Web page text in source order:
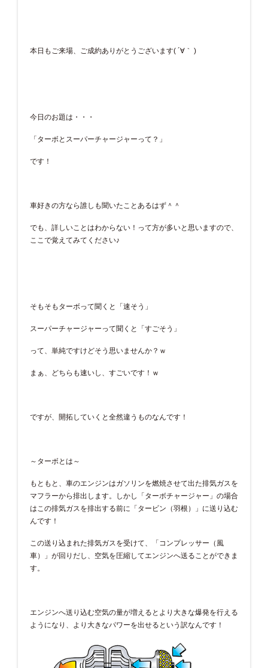
本日もご来場、ご成約ありがとうございます( ´∀｀ )
今日のお題は・・・
「ターボとスーパーチャージャーって？」
です！
車好きの方なら誰しも聞いたことあるはず＾＾
でも、詳しいことはわからない！って方が多いと思いますので、
ここで覚えてみてください♪
そもそもターボって聞くと「速そう」
スーパーチャージャーって聞くと「すごそう」
って、単純ですけどそう思いませんか？ｗ
まぁ、どちらも速いし、すごいです！ｗ
ですが、開拓していくと全然違うものなんです！
～ターボとは～
もともと、車のエンジンはガソリンを燃焼させて出た排気ガスを
マフラーから排出します。しかし「ターボチャージャー」の場合
はこの排気ガスを排出する前に「タービン（羽根）」に送り込む
んです！
この送り込まれた排気ガスを受けて、「コンプレッサー（風
車）」が回りだし、空気を圧縮してエンジンへ送ることができま
す。
エンジンへ送り込む空気の量が増えるとより大きな爆発を行える
ようになり、より大きなパワーを出せるという訳なんです！